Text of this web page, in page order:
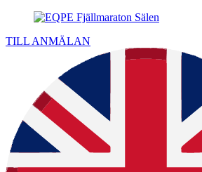
TILL ANMÄLAN